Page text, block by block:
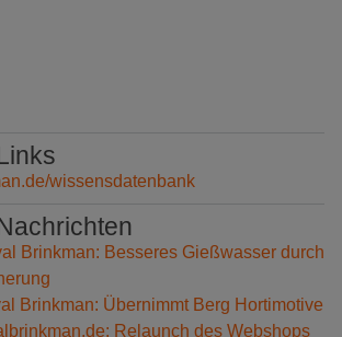
wissensdatenbank
Brinkman: Besseres Gießwasser durch
Brinkman: Übernimmt Berg Hortimotive
Relaunch des Webshops